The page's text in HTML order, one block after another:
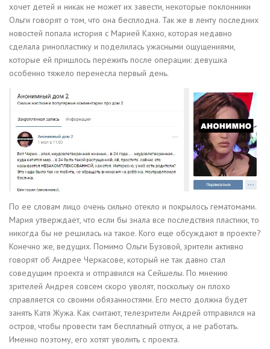
хочет детей и никак не может их завести, некоторые поклонники
Ольги говорят о том, что она бесплодна. Так же в ленту последних
новостей попала история с Марией Кахно, которая недавно
сделала ринопластику и поделилась ужасными ощущениями,
которые ей пришлось пережить после операции: девушка
особенно тяжело перенесла первый день.
По ее словам лицо очень сильно отекло и покрылось гематомами.
Мария утверждает, что если бы знала все последствия пластики, то
никогда бы не решилась на такое. Кого еще обсуждают в проекте?
Конечно же, ведущих. Помимо Ольги Бузовой, зрители активно
говорят об Андрее Черкасове, который не так давно стал
соведущим проекта и отправился на Сейшелы. По мнению
зрителей Андрея совсем скоро уволят, поскольку он плохо
справляется со своими обязанностями. Его место должна будет
занять Катя Жужа. Как считают, телезрители Андрей отправился на
остров, чтобы провести там бесплатный отпуск, а не работать.
Именно поэтому, его хотят уволить с проекта.